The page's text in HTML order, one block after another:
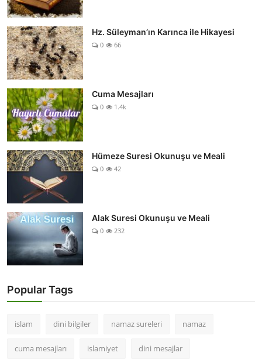
Hz. Süleyman’ın Karınca ile Hikayesi
0 66
Cuma Mesajları
0 1.4k
Hümeze Suresi Okunuşu ve Meali
0 42
Alak Suresi Okunuşu ve Meali
0 232
Popular Tags
islam dini bilgiler namaz sureleri namaz
cuma mesajları islamiyet dini mesajlar